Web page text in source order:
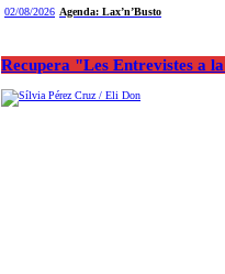
02/08/2026 Agenda: Lax’n’Busto
Recupera "Les Entrevistes a